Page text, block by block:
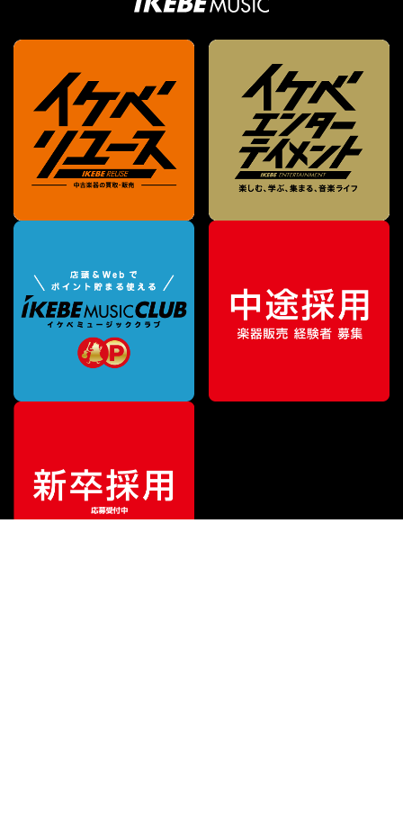
販売価格¥33,000（税込）